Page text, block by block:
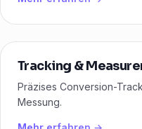
Tracking &
Präzises Conversion-
Messung.